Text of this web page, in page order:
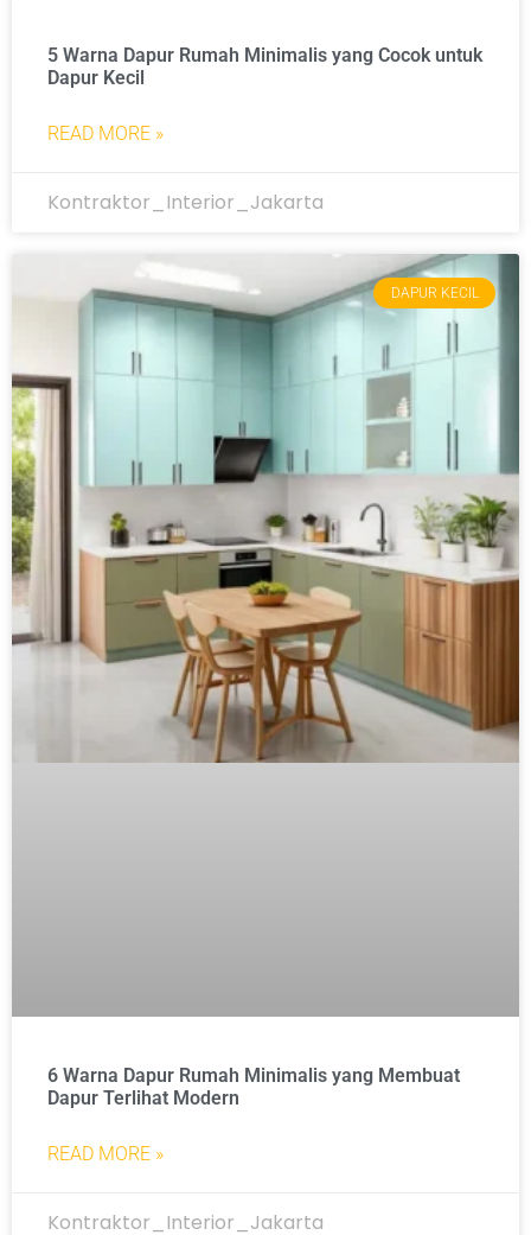
5 Warna Dapur Rumah Minimalis yang Cocok untuk
Dapur Kecil
READ MORE »
Kontraktor_Interior_Jakarta
DAPUR KECIL
6 Warna Dapur Rumah Minimalis yang Membuat
Dapur Terlihat Modern
READ MORE »
Kontraktor_Interior_Jakarta